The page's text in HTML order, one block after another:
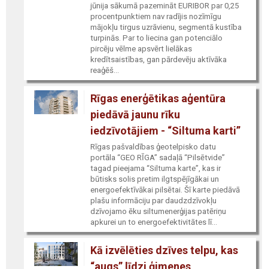
jūnija sākumā pazemināt EURIBOR par 0,25
procentpunktiem nav radījis nozīmīgu
mājokļu tirgus uzrāvienu, segmentā kustība
turpinās. Par to liecina gan potenciālo
pircēju vēlme apsvērt lielākas
kredītsaistības, gan pārdevēju aktīvāka
reaģēš...
Rīgas enerģētikas aģentūra
piedāvā jaunu rīku
iedzīvotājiem - “Siltuma karti”
Rīgas pašvaldības ģeotelpisko datu
portāla “GEO RĪGA” sadaļā “Pilsētvide”
tagad pieejama “Siltuma karte”, kas ir
būtisks solis pretim ilgtspējīgākai un
energoefektīvākai pilsētai. Šī karte piedāvā
plašu informāciju par daudzdzīvokļu
dzīvojamo ēku siltumenerģijas patēriņu
apkurei un to energoefektivitātes lī...
Kā izvēlēties dzīves telpu, kas
“augs” līdzi ģimenes